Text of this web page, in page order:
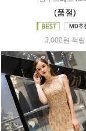
(품절)
3,000원 적립